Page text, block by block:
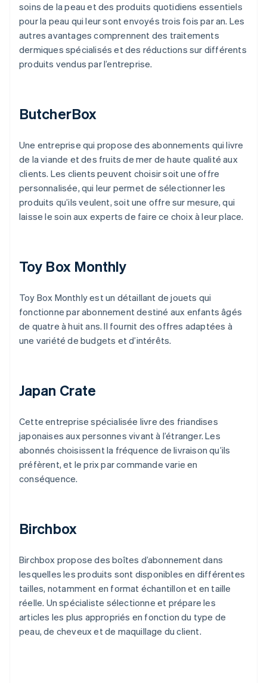
soins de la peau et des produits quotidiens essentiels
pour la peau qui leur sont envoyés trois fois par an. Les
autres avantages comprennent des traitements
dermiques spécialisés et des réductions sur différents
produits vendus par l’entreprise.
ButcherBox
Une entreprise qui propose des abonnements qui livre
de la viande et des fruits de mer de haute qualité aux
clients. Les clients peuvent choisir soit une offre
personnalisée, qui leur permet de sélectionner les
produits qu’ils veulent, soit une offre sur mesure, qui
laisse le soin aux experts de faire ce choix à leur place.
Toy Box Monthly
Toy Box Monthly est un détaillant de jouets qui
fonctionne par abonnement destiné aux enfants âgés
de quatre à huit ans. Il fournit des offres adaptées à
une variété de budgets et d’intérêts.
Japan Crate
Cette entreprise spécialisée livre des friandises
japonaises aux personnes vivant à l’étranger. Les
abonnés choisissent la fréquence de livraison qu’ils
préfèrent, et le prix par commande varie en
conséquence.
Birchbox
Birchbox propose des boîtes d’abonnement dans
lesquelles les produits sont disponibles en différentes
tailles, notamment en format échantillon et en taille
réelle. Un spécialiste sélectionne et prépare les
articles les plus appropriés en fonction du type de
peau, de cheveux et de maquillage du client.